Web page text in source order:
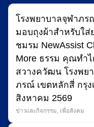
โรงพยาบาลจุฬาภ
มอบถุงผ้าสำหรับใส่
ชมรม NewAssist
More ธรรม คุณทำ
สวางควัฒน โรงพย
ภรณ์ เขตหลักสี่ กรุ
สิงหาคม 2569
ข่าวและกิจกรรม เพื่อสังคม